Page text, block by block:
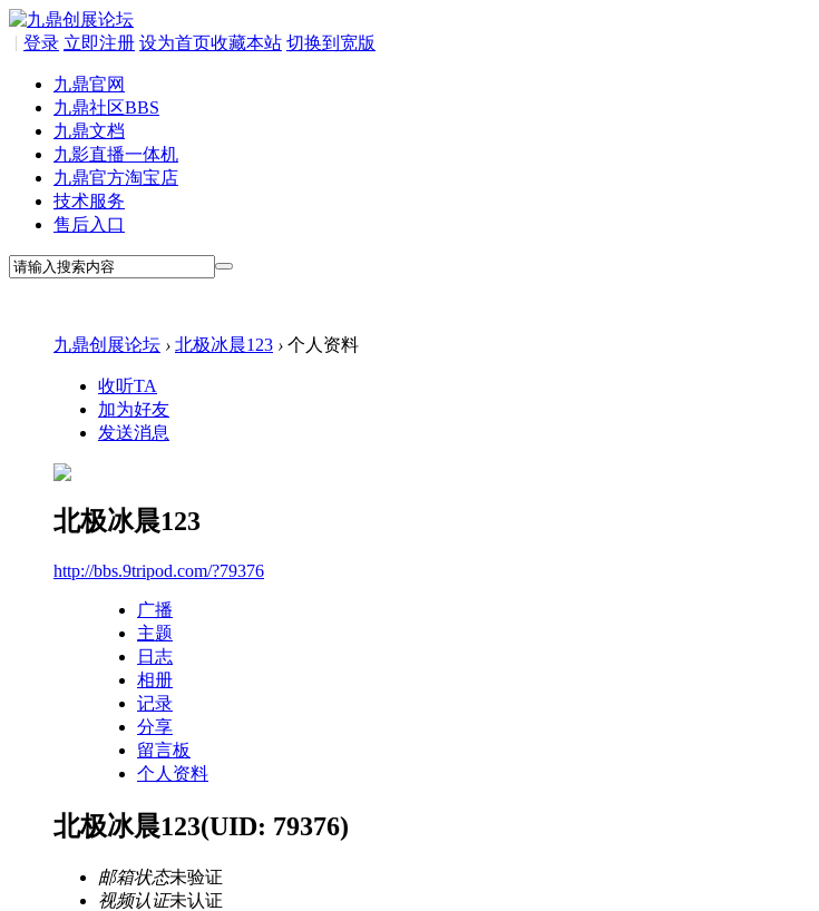
登录
| 立即注册 设为首页收藏本站 切换到宽版
九鼎官网
九鼎社区BBS
九鼎文档
九影直播一体机
九鼎官方淘宝店
技术服务
售后入口
九鼎创展论坛 › 北极冰晨123 › 个人资料
收听TA
加为好友
发送消息
北极冰晨123
http://bbs.9tripod.com/?79376
广播
主题
日志
相册
记录
分享
留言板
个人资料
北极冰晨123(UID: 79376)
邮箱状态未验证
视频认证未认证